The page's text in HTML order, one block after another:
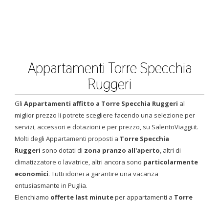
Appartamenti Torre Specchia
Ruggeri
Gli Appartamenti affitto a Torre Specchia Ruggeri al
miglior prezzo li potrete scegliere facendo una selezione per
servizi, accessori e dotazioni e per prezzo, su SalentoViaggi.it.
Molti degli Appartamenti proposti a Torre Specchia
Ruggeri sono dotati di zona pranzo all'aperto, altri di
climatizzatore o lavatrice, altri ancora sono particolarmente
economici. Tutti idonei a garantire una vacanza
entusiasmante in Puglia.
Elenchiamo offerte last minuteper appartamenti a Torre